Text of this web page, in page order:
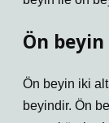
Ön beyin
Ön beyin iki alt
beyindir. Ön